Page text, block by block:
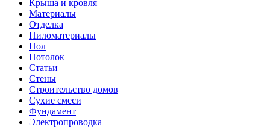
Крыша и кровля
Материалы
Отделка
Пиломатериалы
Пол
Потолок
Статьи
Стены
Строительство домов
Сухие смеси
Фундамент
Электропроводка